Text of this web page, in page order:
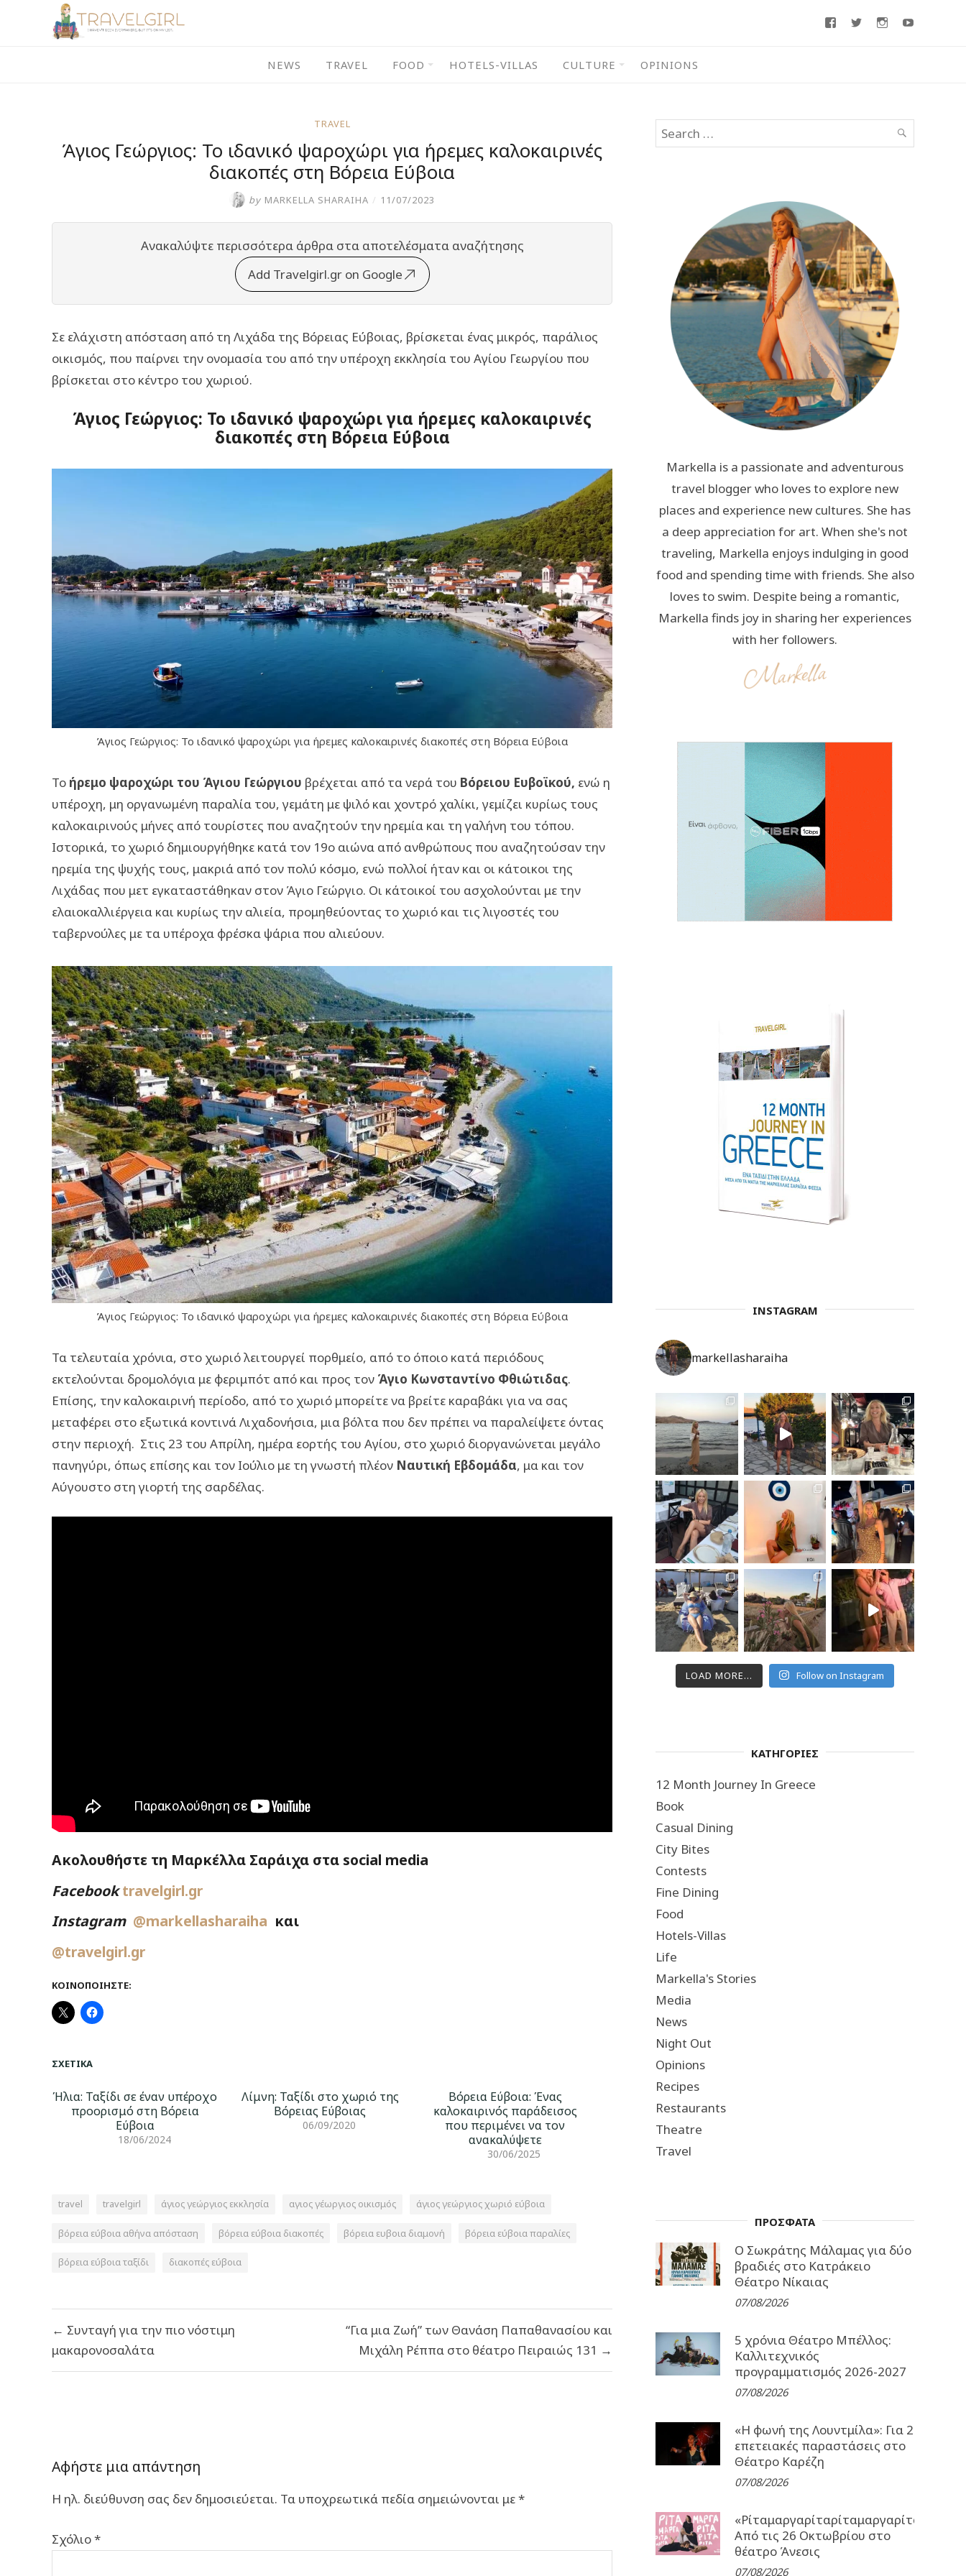
FacebookTwitterInstagram
NEWS TRAVEL FOOD HOTELS-VILLAS CULTURE OPINIONS
TRAVEL
Άγιος Γεώργιος: Το ιδανικό ψαροχώρι για ήρεμες καλοκαιρινές
διακοπές στη Βόρεια Εύβοια
by MARKELLA SHARAIHA / 11/07/2023
Ανακαλύψτε περισσότερα άρθρα στα αποτελέσματα αναζήτησης
Add Travelgirl.gr on Google
Σε ελάχιστη απόσταση από τη Λιχάδα της Βόρειας Εύβοιας, βρίσκεται ένας μικρός, παράλιος
οικισμός, που παίρνει την ονομασία του από την υπέροχη εκκλησία του Αγίου Γεωργίου που
βρίσκεται στο κέντρο του χωριού.
Άγιος Γεώργιος: Το ιδανικό ψαροχώρι για ήρεμες καλοκαιρινές
διακοπές στη Βόρεια Εύβοια
Άγιος Γεώργιος: Το ιδανικό ψαροχώρι για ήρεμες καλοκαιρινές διακοπές στη Βόρεια Εύβοια
Το ήρεμο ψαροχώρι του Άγιου Γεώργιου βρέχεται από τα νερά του Βόρειου Ευβοϊκού, ενώ η
υπέροχη, μη οργανωμένη παραλία του, γεμάτη με ψιλό και χοντρό χαλίκι, γεμίζει κυρίως τους
καλοκαιρινούς μήνες από τουρίστες που αναζητούν την ηρεμία και τη γαλήνη του τόπου.
Ιστορικά, το χωριό δημιουργήθηκε κατά τον 19ο αιώνα από ανθρώπους που αναζητούσαν την
ηρεμία της ψυχής τους, μακριά από τον πολύ κόσμο, ενώ πολλοί ήταν και οι κάτοικοι της
Λιχάδας που μετ εγκαταστάθηκαν στον Άγιο Γεώργιο. Οι κάτοικοί του ασχολούνται με την
ελαιοκαλλιέργεια και κυρίως την αλιεία, προμηθεύοντας το χωριό και τις λιγοστές του
ταβερνούλες με τα υπέροχα φρέσκα ψάρια που αλιεύουν.
Άγιος Γεώργιος: Το ιδανικό ψαροχώρι για ήρεμες καλοκαιρινές διακοπές στη Βόρεια Εύβοια
Τα τελευταία χρόνια, στο χωριό λειτουργεί πορθμείο, από το όποιο κατά περιόδους
εκτελούνται δρομολόγια με φεριμπότ από και προς τον Άγιο Κωνσταντίνο Φθιώτιδας.
Επίσης, την καλοκαιρινή περίοδο, από το χωριό μπορείτε να βρείτε καραβάκι για να σας
μεταφέρει στο εξωτικά κοντινά Λιχαδονήσια, μια βόλτα που δεν πρέπει να παραλείψετε όντας
στην περιοχή. Στις 23 του Απρίλη, ημέρα εορτής του Αγίου, στο χωριό διοργανώνεται μεγάλο
πανηγύρι, όπως επίσης και τον Ιούλιο με τη γνωστή πλέον Ναυτική Εβδομάδα, μα και τον
Αύγουστο στη γιορτή της σαρδέλας.
Ακολουθήστε τη Μαρκέλλα Σαράιχα στα social media
Facebook travelgirl.gr
Instagram @markellasharaiha και
@travelgirl.gr
ΚΟΙΝΟΠΟΙΉΣΤΕ:
ΣΧΕΤΙΚΆ
Ήλια: Ταξίδι σε έναν υπέροχο
προορισμό στη Βόρεια
Εύβοια
18/06/2024
Λίμνη: Ταξίδι στο χωριό της
Βόρειας Εύβοιας
06/09/2020
Βόρεια Εύβοια: Ένας
καλοκαιρινός παράδεισος
που περιμένει να τον
ανακαλύψετε
30/06/2025
travel travelgirl άγιος γεώργιος εκκλησία αγιος γέωργιος οικισμός άγιος γεώργιος χωριό εύβοια
βόρεια εύβοια αθήνα απόσταση βόρεια εύβοια διακοπές βόρεια ευβοια διαμονή βόρεια εύβοια παραλίες
βόρεια εύβοια ταξίδι διακοπές εύβοια
άρθρων
← Συνταγή για την πιο νόστιμη
μακαρονοσαλάτα
“Για μια Ζωή” των Θανάση Παπαθανασίου και
Μιχάλη Ρέππα στο θέατρο Πειραιώς 131 →
Αφήστε μια απάντηση
Η ηλ. διεύθυνση σας δεν δημοσιεύεται. Τα υποχρεωτικά πεδία σημειώνονται με*
Σχόλιο*
Search
for:
SEARCH
Markella is a passionate and adventurous
travel blogger who loves to explore new
places and experience new cultures. She has
a deep appreciation for art. When she's not
traveling, Markella enjoys indulging in good
food and spending time with friends. She also
loves to swim. Despite being a romantic,
Markella finds joy in sharing her experiences
with her followers.
INSTAGRAM
markellasharaiha
LOAD MORE... Follow on Instagram
ΚΑΤΗΓΟΡΙΕΣ
12 Month Journey In Greece
Book
Casual Dining
City Bites
Contests
Fine Dining
Food
Hotels-Villas
Life
Markella's Stories
Media
News
Night Out
Opinions
Recipes
Restaurants
Theatre
Travel
ΠΡΟΣΦΑΤΑ
Ο Σωκράτης Μάλαμας για δύο
βραδιές στο Κατράκειο
Θέατρο Νίκαιας
07/08/2026
5 χρόνια Θέατρο Μπέλλος:
Καλλιτεχνικός
προγραμματισμός 2026-2027
07/08/2026
«Η φωνή της Λουντμίλα»: Για 2
επετειακές παραστάσεις στο
Θέατρο Καρέζη
07/08/2026
Από τις 26 Οκτωβρίου στο
θέατρο Άνεσις
07/08/2026